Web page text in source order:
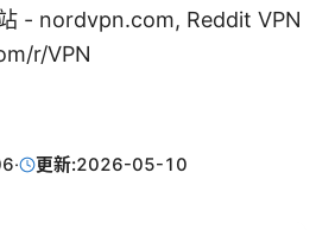
- nordvpn.com, Reddit VPN
r/VPN
· 更新:2026-05-10